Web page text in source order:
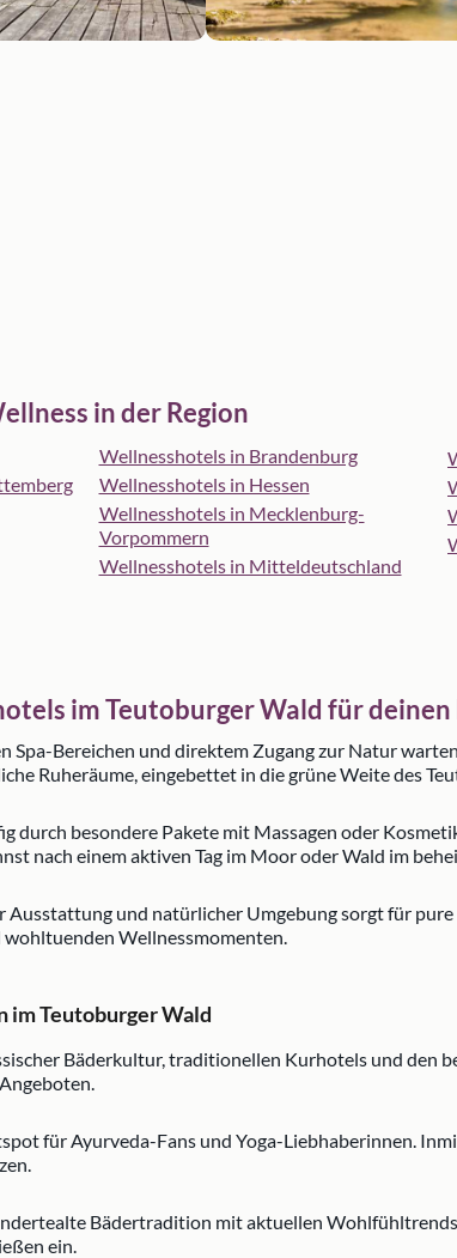
in der Region
Wellnesshotels in Brandenburg
Wellnesshotels in Hessen
Wellnesshotels in Mecklenburg-
Vorpommern
Wellnesshotels in Mitteldeutschland
im Teutoburger Wald für
Spa-Bereichen und direktem Zugang zur Natur
Ruheräume, eingebettet in die grüne Weite des
durch besondere Pakete mit Massagen oder
nach einem aktiven Tag im Moor oder Wald im
und natürlicher Umgebung sorgt für
Wellnessmomenten.
im Teutoburger Wald
Bäderkultur, traditionellen Kurhotels und den
für Ayurveda-Fans und Yoga-Liebhaberinnen.
Bädertradition mit aktuellen
ein.